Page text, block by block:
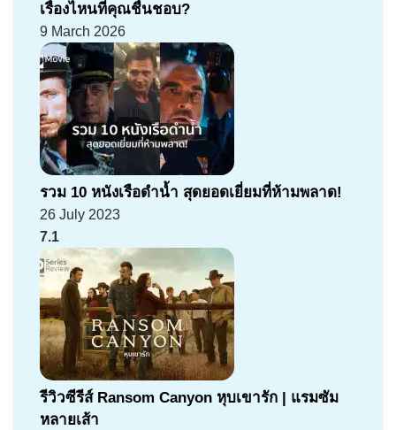
เรื่องไหนที่คุณชื่นชอบ?
9 March 2026
รวม 10 หนังเรือดำน้ำ สุดยอดเยี่ยมที่ห้ามพลาด!
26 July 2023
7.1
รีวิวซีรีส์ Ransom Canyon หุบเขารัก | แรมซัม
หลายเส้า